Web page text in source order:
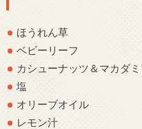
ほうれん
ベビーリーフ
カシューナッツ＆マカダ
塩 小
オリーブオイ
レモン汁